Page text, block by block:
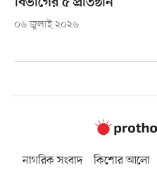
০৬ জুলাই ২০২৬
নাগরিক সংবাদ কিশোর আলো